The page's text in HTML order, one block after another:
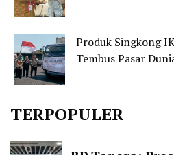
Produk Singkong
Tembus Pasar
TERPOPULER